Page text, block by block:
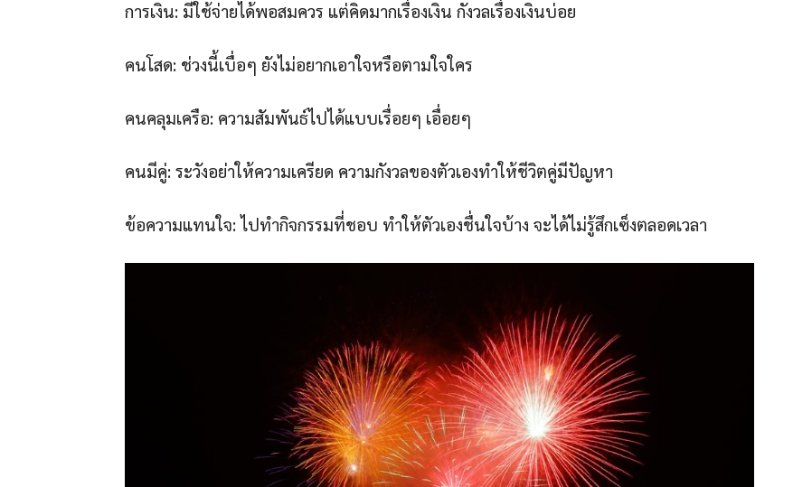
การเงิน: มีใช้จ่ายได้พอสมควร แต่คิดมากเรื่องเงิน กังวลเรื่องเงินบ่อย
คนโสด: ช่วงนี้เบื่อๆ ยังไม่อยากเอาใจหรือตามใจใคร
คนคลุมเครือ: ความสัมพันธ์ไปได้แบบเรื่อยๆ เอื่อยๆ
คนมีคู่: ระวังอย่าให้ความเครียด ความกังวลของตัวเองทำให้ชีวิตคู่มีปัญหา
ข้อความแทนใจ: ไปทำกิจกรรมที่ชอบ ทำให้ตัวเองชื่นใจบ้าง จะได้ไม่รู้สึกเซ็งตลอดเวลา